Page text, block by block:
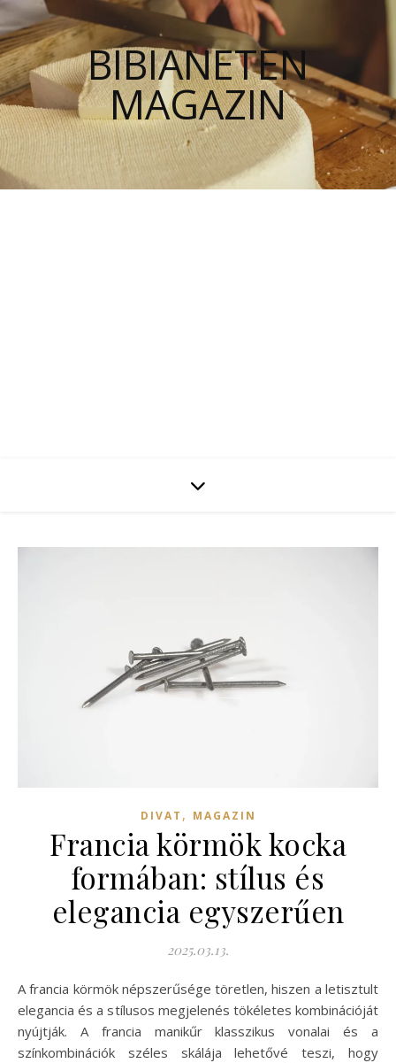
BIBIANETEN
MAGAZIN
DIVAT , MAGAZIN
Francia körmök kocka
formában: stílus és
elegancia egyszerűen
2025.03.13.
A francia körmök népszerűsége töretlen, hiszen a letisztult
elegancia és a stílusos megjelenés tökéletes kombinációját
nyújtják. A francia manikűr klasszikus vonalai és a
színkombinációk széles skálája lehetővé teszi, hogy